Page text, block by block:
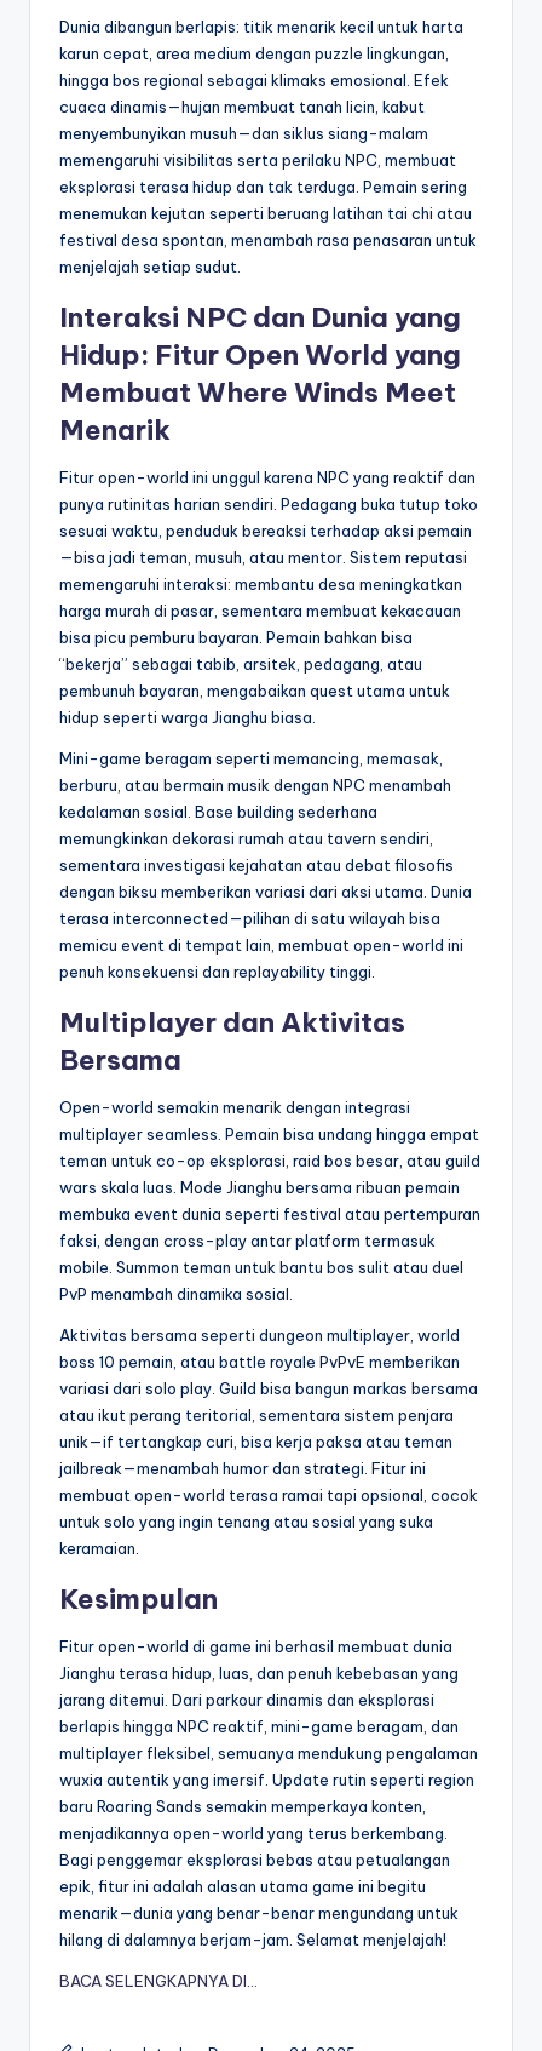
Dunia dibangun berlapis: titik menarik kecil untuk harta
karun cepat, area medium dengan puzzle lingkungan,
hingga bos regional sebagai klimaks emosional. Efek
cuaca dinamis—hujan membuat tanah licin, kabut
menyembunyikan musuh—dan siklus siang-malam
memengaruhi visibilitas serta perilaku NPC, membuat
eksplorasi terasa hidup dan tak terduga. Pemain sering
menemukan kejutan seperti beruang latihan tai chi atau
festival desa spontan, menambah rasa penasaran untuk
menjelajah setiap sudut.
Interaksi NPC dan Dunia yang
Hidup: Fitur Open World yang
Membuat Where Winds Meet
Menarik
Fitur open-world ini unggul karena NPC yang reaktif dan
punya rutinitas harian sendiri. Pedagang buka tutup toko
sesuai waktu, penduduk bereaksi terhadap aksi pemain
—bisa jadi teman, musuh, atau mentor. Sistem reputasi
memengaruhi interaksi: membantu desa meningkatkan
harga murah di pasar, sementara membuat kekacauan
bisa picu pemburu bayaran. Pemain bahkan bisa
“bekerja” sebagai tabib, arsitek, pedagang, atau
pembunuh bayaran, mengabaikan quest utama untuk
hidup seperti warga Jianghu biasa.
Mini-game beragam seperti memancing, memasak,
berburu, atau bermain musik dengan NPC menambah
kedalaman sosial. Base building sederhana
memungkinkan dekorasi rumah atau tavern sendiri,
sementara investigasi kejahatan atau debat filosofis
dengan biksu memberikan variasi dari aksi utama. Dunia
terasa interconnected—pilihan di satu wilayah bisa
memicu event di tempat lain, membuat open-world ini
penuh konsekuensi dan replayability tinggi.
Multiplayer dan Aktivitas
Bersama
Open-world semakin menarik dengan integrasi
multiplayer seamless. Pemain bisa undang hingga empat
teman untuk co-op eksplorasi, raid bos besar, atau guild
wars skala luas. Mode Jianghu bersama ribuan pemain
membuka event dunia seperti festival atau pertempuran
faksi, dengan cross-play antar platform termasuk
mobile. Summon teman untuk bantu bos sulit atau duel
PvP menambah dinamika sosial.
Aktivitas bersama seperti dungeon multiplayer, world
boss 10 pemain, atau battle royale PvPvE memberikan
variasi dari solo play. Guild bisa bangun markas bersama
atau ikut perang teritorial, sementara sistem penjara
unik—if tertangkap curi, bisa kerja paksa atau teman
jailbreak—menambah humor dan strategi. Fitur ini
membuat open-world terasa ramai tapi opsional, cocok
untuk solo yang ingin tenang atau sosial yang suka
keramaian.
Kesimpulan
Fitur open-world di game ini berhasil membuat dunia
Jianghu terasa hidup, luas, dan penuh kebebasan yang
jarang ditemui. Dari parkour dinamis dan eksplorasi
berlapis hingga NPC reaktif, mini-game beragam, dan
multiplayer fleksibel, semuanya mendukung pengalaman
wuxia autentik yang imersif. Update rutin seperti region
baru Roaring Sands semakin memperkaya konten,
menjadikannya open-world yang terus berkembang.
Bagi penggemar eksplorasi bebas atau petualangan
epik, fitur ini adalah alasan utama game ini begitu
menarik—dunia yang benar-benar mengundang untuk
hilang di dalamnya berjam-jam. Selamat menjelajah!
BACA SELENGKAPNYA DI…